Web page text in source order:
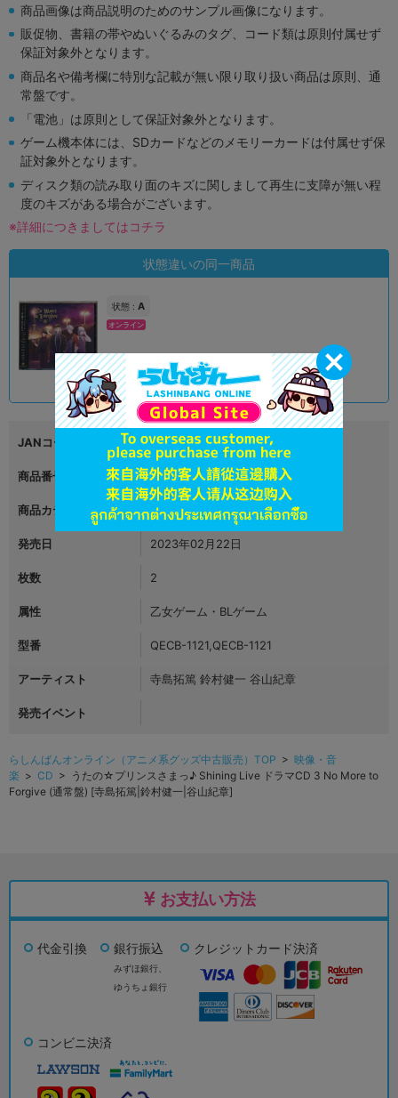
商品画像は商品説明のためのサンプル画像になります。
販促物、書籍の帯やぬいぐるみのタグ、コード類は原則付属せず
保証対象外となります。
商品名や備考欄に特別な記載が無い限り取り扱い商品は原則、通
常盤です。
「電池」は原則として保証対象外となります。
ゲーム機本体には、SDカードなどのメモリーカードは付属せず保
証対象外となります。
ディスク類の読み取り面のキズに関しまして再生に支障が無い程
度のキズがある場合がございます。
※詳細につきましてはコチラ
状態違いの同一商品
状態 : A
オンライン
品切状態 990円 税込
JANコード 4988003606916
商品番号 L05309276
商品カテゴリ 映像・音楽
発売日 2023年02月22日
枚数 2
属性 乙女ゲーム・BLゲーム
型番 QECB-1121,QECB-1121
アーティスト 寺島拓篤 鈴村健一 谷山紀章
発売イベント
らしんばんオンライン（アニメ系グッズ中古販売）TOP > 映像・音
楽 > CD > うたの☆プリンスさまっ♪ Shining Live ドラマCD 3 No More to
Forgive (通常盤) [寺島拓篤|鈴村健一|谷山紀章]
お支払い方法
代金引換 銀行振込
みずほ銀行、
ゆうちょ銀行
クレジットカード決済
コンビニ決済